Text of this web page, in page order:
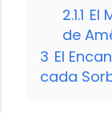
2.1.1 El
de
3 El
cada